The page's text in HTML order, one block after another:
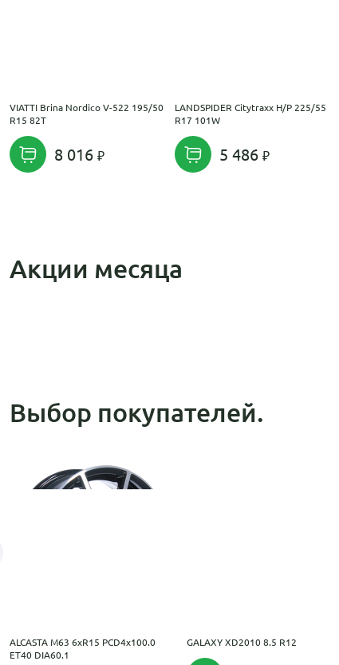
VIATTI Brina Nordico V-522 195/50
R15 82T
8 016
LANDSPIDER Citytraxx H/P 225/55
R17 101W
5 486
Акции месяца
Выбор покупателей.
ALCASTA M63 6xR15 PCD4x100.0
ET40 DIA60.1
GALAXY XD2010 8.5 R12